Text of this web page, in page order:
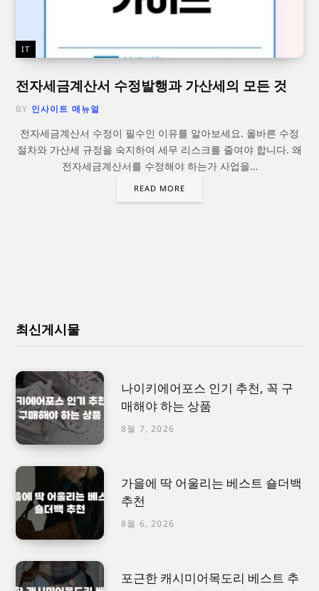
IT
전자세금계산서 수정발행과 가산세의 모든 것
BY 인사이트 매뉴얼
전자세금계산서 수정이 필수인 이유를 알아보세요. 올바른 수정
절차와 가산세 규정을 숙지하여 세무 리스크를 줄여야 합니다. 왜
전자세금계산서를 수정해야 하는가 사업을…
READ MORE
최신게시물
나이키에어포스 인기 추천, 꼭 구
매해야 하는 상품
8월 7, 2026
가을에 딱 어울리는 베스트 숄더백
추천
8월 6, 2026
포근한 캐시미어목도리 베스트 추